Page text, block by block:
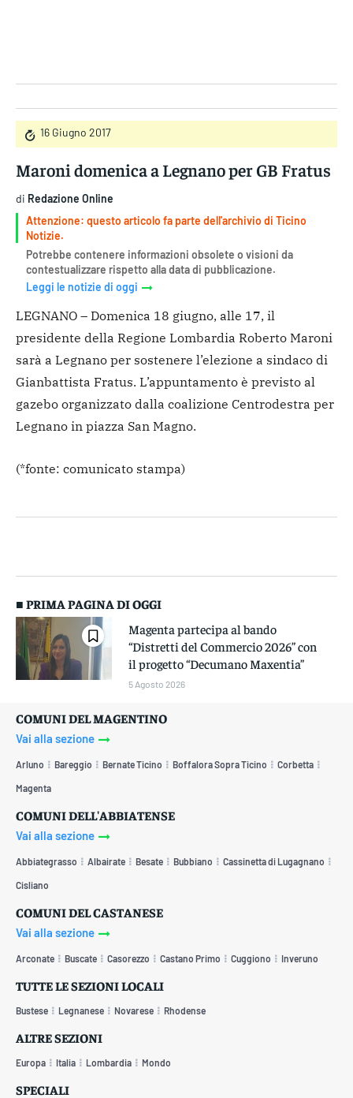
16 Giugno 2017
Maroni domenica a Legnano per GB Fratus
di Redazione Online
Attenzione: questo articolo fa parte dell'archivio di Ticino
Notizie.
Potrebbe contenere informazioni obsolete o visioni da
contestualizzare rispetto alla data di pubblicazione.
Leggi le notizie di oggi
LEGNANO – Domenica 18 giugno, alle 17, il
presidente della Regione Lombardia Roberto Maroni
sarà a Legnano per sostenere l’elezione a sindaco di
Gianbattista Fratus. L’appuntamento è previsto al
gazebo organizzato dalla coalizione Centrodestra per
Legnano in piazza San Magno.
(*fonte: comunicato stampa)
■ PRIMA PAGINA DI OGGI
Magenta partecipa al bando
“Distretti del Commercio 2026” con
il progetto “Decumano Maxentia”
5 Agosto 2026
COMUNI DEL MAGENTINO
Vai alla sezione
Arluno Bareggio Bernate Ticino Boffalora Sopra Ticino Corbetta
Magenta
COMUNI DELL'ABBIATENSE
Vai alla sezione
Abbiategrasso Albairate Besate Bubbiano Cassinetta di Lugagnano
Cisliano
COMUNI DEL CASTANESE
Vai alla sezione
Arconate Buscate Casorezzo Castano Primo Cuggiono Inveruno
TUTTE LE SEZIONI LOCALI
Bustese Legnanese Novarese Rhodense
ALTRE SEZIONI
Europa Italia Lombardia Mondo
SPECIALI